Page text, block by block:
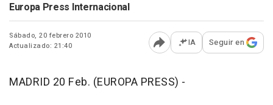
Europa Press Internacional
Sábado, 20 febrero 2010
Actualizado: 21:40
Abrir opciones para
IA Seguir en
MADRID 20 Feb. (EUROPA PRESS) -